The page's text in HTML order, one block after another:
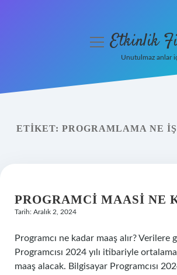
Yasal Uyarı
menüyüEtkinlik
Unutulmaz anlar
ETIKET: PROGRAMLAMA NE
PROGRAMCI MAASI NE
Tarih: Aralık 2, 2024
Programcı ne kadar maaş alır? Verilere
Programcısı 2024 yılı itibariyle
maaş alacak. Bilgisayar Programcısı